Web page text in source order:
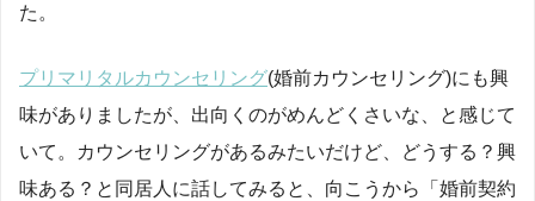
た。
プリマリタルカウンセリング(婚前カウンセリング)にも興
味がありましたが、出向くのがめんどくさいな、と感じて
いて。カウンセリングがあるみたいだけど、どうする？興
味ある？と同居人に話してみると、向こうから「婚前契約